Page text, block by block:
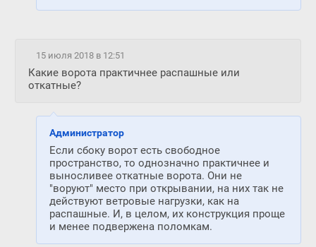
15 июля 2018 в 12:51
Какие ворота практичнее распашные или
откатные?
Администратор
Если сбоку ворот есть свободное
пространство, то однозначно практичнее и
выносливее откатные ворота. Они не
"воруют" место при открывании, на них так не
действуют ветровые нагрузки, как на
распашные. И, в целом, их конструкция проще
и менее подвержена поломкам.